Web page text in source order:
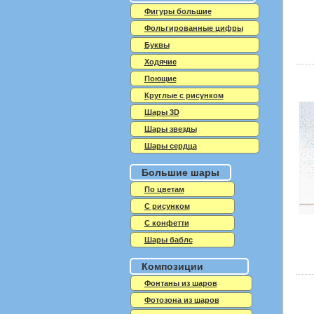
Фигуры большие
Фольгированные цифры
Буквы
Ходячие
Поющие
Круглые с рисунком
Шары 3D
Шары звезды
Шары сердца
Большие шары
По цветам
С рисунком
С конфетти
Шары баблс
Композиции
Фонтаны из шаров
Фотозона из шаров